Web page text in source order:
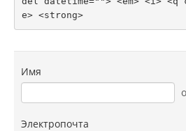
e> <strong>
Имя
Электропочта